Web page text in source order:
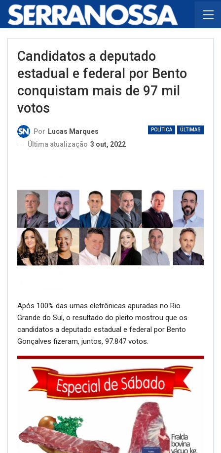
Candidatos a deputado
estadual e federal por Bento
conquistam mais de 97 mil
votos
POLÍTICA ÚLTIMAS
Por Lucas Marques
Última atualização 3 out, 2022
Após 100% das urnas eletrônicas apuradas no Rio
Grande do Sul, o resultado do pleito mostrou que os
candidatos a deputado estadual e federal por Bento
Gonçalves fizeram, juntos, 97.847 votos.